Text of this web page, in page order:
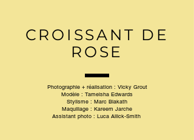
CROISSANT DE
ROSE
Photographie + réalisation : Vicky Grout
Modèle : Tameisha Edwards
Stylisme : Marc Biakath
Maquillage : Kareem Jarche
Assistant photo : Luca Allick-Smith